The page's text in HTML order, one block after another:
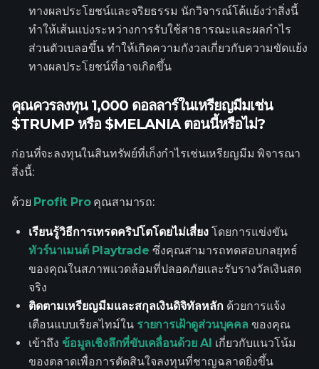
ทางผลประโยชน์และจริยธรรม นักวิจารณ์โต้แย้งว่าสิ่งนี้
ทำให้เส้นแบ่งระหว่างการรับใช้สาธารณะและผลกำไร
ส่วนตัวเบลอขึ้น ทำให้เกิดความกังวลเกี่ยวกับความขัดแย้ง
ทางผลประโยชน์ที่อาจเกิดขึ้น
คุณควรลงทุน 1,000 ดอลลาร์ในเหรียญมีมเช่น
$TRUMP หรือ $MELANIA ตอนนี้หรือไม่?
ก่อนที่จะลงทุนในสินทรัพย์ที่เก็งกำไรเช่นเหรียญมีม พิจารณา
สิ่งนี้:
ด้วย Profit Proคุณสามารถ:
เรียนรู้วิธีการเทรดคริปโตโดยไม่เสี่ยง โดยการแข่งขัน
ทัวร์นาเมนต์ Playtrade ซึ่งคุณสามารถทดสอบกลยุทธ์
ของคุณในสภาพแวดล้อมที่ปลอดภัยและรับรางวัลเงินสด
จริง
ติดตามเหรียญมีมและสกุลเงินดิจิทัลหลัก ด้วยการแจ้ง
เตือนแบบเรียลไทม์ใน รายการเฝ้าดูส่วนบุคคล ของคุณ
เข้าถึง ข้อมูลเชิงลึกที่ขับเคลื่อนด้วย AI เกี่ยวกับแนวโน้ม
ของตลาดเพื่อการตัดสินใจลงทุนที่ชาญฉลาดยิ่งขึ้น